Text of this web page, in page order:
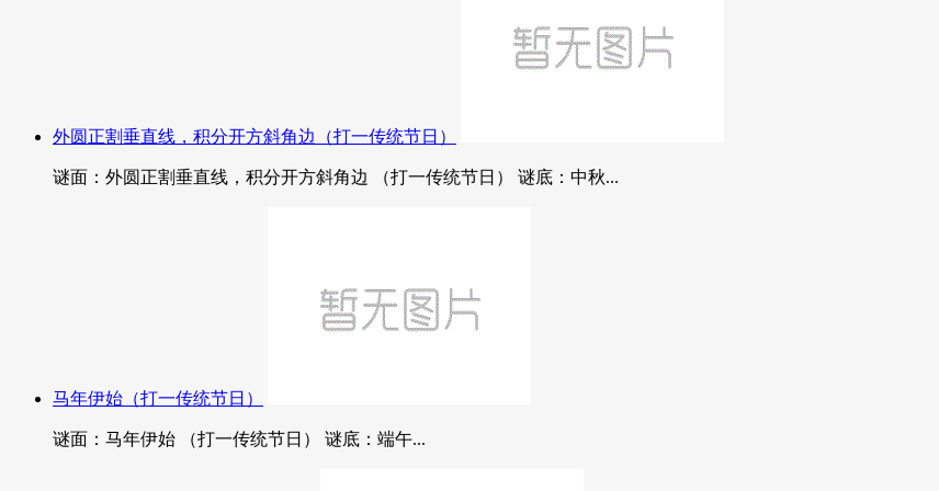
外圆正割垂直线，积分开方斜角边（打一传统节日）
谜面：外圆正割垂直线，积分开方斜角边 （打一传统节日） 谜底：中秋...
马年伊始（打一传统节日）
谜面：马年伊始 （打一传统节日） 谜底：端午...